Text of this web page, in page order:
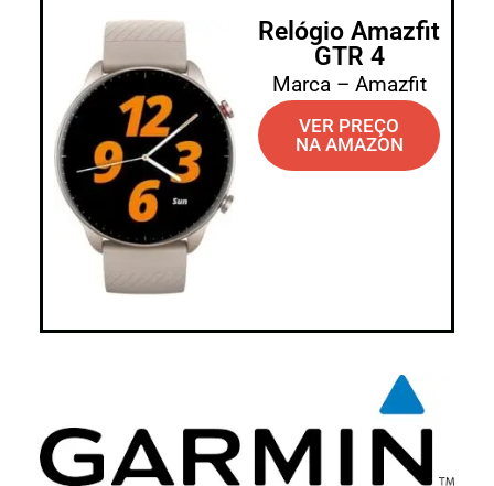
Relógio Amazfit
GTR 4
Marca – Amazfit
VER PREÇO
NA AMAZON